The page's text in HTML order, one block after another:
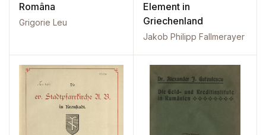
Româna
Grigorie Leu
Element in
Griechenland
Jakob Philipp Fallmerayer